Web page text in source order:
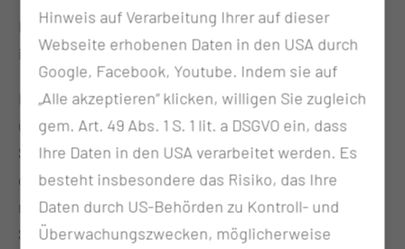
Die meisten Operationen an Speicheldrüsen finden
in Vollnarkose statt.
In manchen Fällen ist es möglich den Speichelstein
über ein dünnes Endoskop, welches über den
Speichelgang eingeführt wird, zu entfernen. Sollte
dies nicht möglich sein, kann der Stein oder – wenn
nötig - die gesamte Speicheldrüse über einen
Schnitt von außen entfernt werden.
Hinweis auf Verarbeitung Ihrer auf dieser
Webseite erhobenen Daten in den USA durch
Google, Facebook, Youtube. Indem sie auf
„Alle akzeptieren“ klicken, willigen Sie zugleich
gem. Art. 49 Abs. 1 S. 1 lit. a DSGVO ein, dass
Ihre Daten in den USA verarbeitet werden. Es
besteht insbesondere das Risiko, das Ihre
Daten durch US-Behörden zu Kontroll- und
Überwachungszwecken, möglicherweise